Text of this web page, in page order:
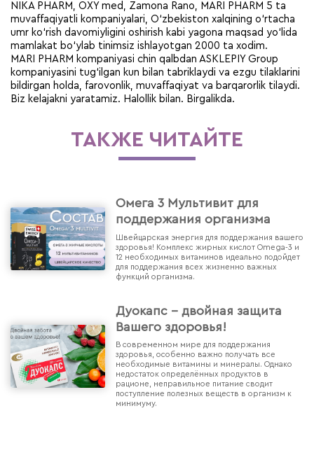
NIKA PHARM, OXY med, Zamona Rano, MARI PHARM 5 ta
muvaffaqiyatli kompaniyalari, O‘zbekiston xalqining o‘rtacha
umr ko‘rish davomiyligini oshirish kabi yagona maqsad yo‘lida
mamlakat bo‘ylab tinimsiz ishlayotgan 2000 ta xodim.
MARI PHARM kompaniyasi chin qalbdan ASKLEPIY Group
kompaniyasini tug‘ilgan kun bilan tabriklaydi va ezgu tilaklarini
bildirgan holda, farovonlik, muvaffaqiyat va barqarorlik tilaydi.
Biz kelajakni yaratamiz. Halollik bilan. Birgalikda.
ТАКЖЕ ЧИТАЙТЕ
Омега 3 Мультивит для
поддержания организма
Швейцарская энергия для поддержания вашего
здоровья! Комплекс жирных кислот Omega-3 и
12 необходимых витаминов идеально подойдет
для поддержания всех жизненно важных
функций организма.
Дуокапс - двойная защита
Вашего здоровья!
В современном мире для поддержания
здоровья, особенно важно получать все
необходимые витамины и минералы. Однако
недостаток определённых продуктов в
рационе, неправильное питание сводит
поступление полезных веществ в организм к
минимуму.